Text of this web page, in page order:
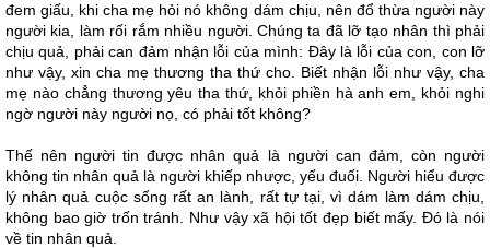
đem giấu, khi cha mẹ hỏi nó không dám chịu, nên đổ thừa người này
người kia, làm rối rắm nhiều người. Chúng ta đã lỡ tạo nhân thì phải
chịu quả, phải can đảm nhận lỗi của mình: Đây là lỗi của con, con lỡ
như vậy, xin cha mẹ thương tha thứ cho. Biết nhận lỗi như vậy, cha
mẹ nào chẳng thương yêu tha thứ, khỏi phiền hà anh em, khỏi nghi
ngờ người này người nọ, có phải tốt không?
Thế nên người tin được nhân quả là người can đảm, còn người
không tin nhân quả là người khiếp nhược, yếu đuối. Người hiểu được
lý nhân quả cuộc sống rất an lành, rất tự tại, vì dám làm dám chịu,
không bao giờ trốn tránh. Như vậy xã hội tốt đẹp biết mấy. Đó là nói
về tin nhân quả.